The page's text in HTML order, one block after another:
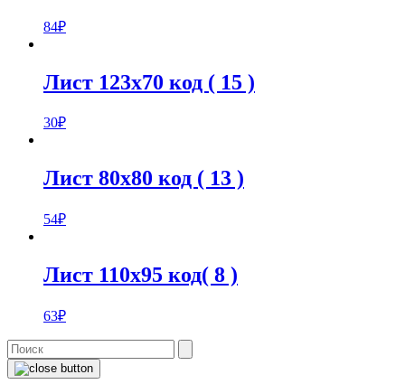
84₽
Лист 123х70 код ( 15 )
30₽
Лист 80х80 код ( 13 )
54₽
Лист 110х95 код( 8 )
63₽